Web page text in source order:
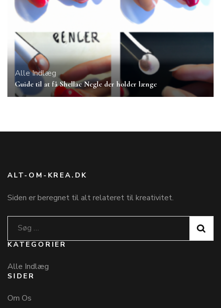
Alle Indlæg
Guide til at få Shellac Negle der holder længe
ALT-OM-KREA.DK
Siden er beregnet til alt relateret til kreativitet.
Søg
efter:
KATEGORIER
Alle Indlæg
SIDER
Om Os